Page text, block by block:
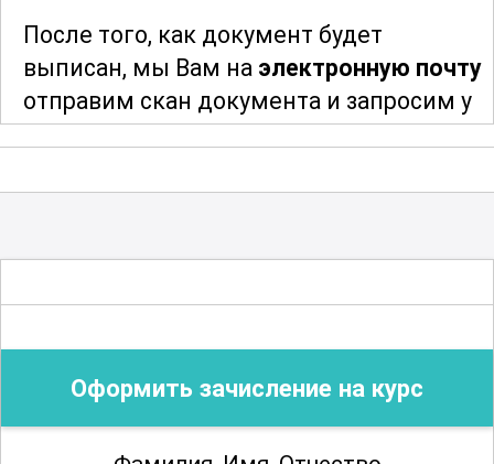
После того, как документ будет
выписан, мы Вам на электронную почту
отправим скан документа и запросим у
Вас адрес и индекс для отправки
мы сообщим Вам трек-номер для
документа об образовании.
Благодарим за сотрудничество!
Оформить зачисление на курс